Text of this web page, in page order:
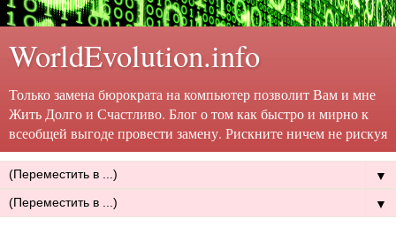
WorldEvolution.info
Только замена бюрократа на компьютер позволит Вам и мне
Жить Долго и Счастливо. Блог о том как быстро и мирно к
всеобщей выгоде провести замену. Рискните ничем не рискуя
▼
▼